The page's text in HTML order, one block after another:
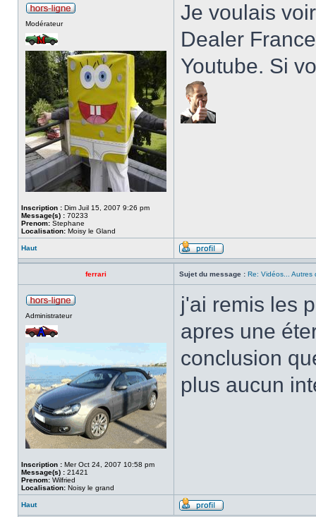
Modérateur
Inscription : Dim Juil 15, 2007 9:26 pm
Message(s) : 70233
Prenom: Stephane
Localisation: Moisy le Gland
Je voulais
Dealer
Youtube. Si
Haut
ferrari Sujet du message : Re: Vidéos... Autres
Administrateur
Inscription : Mer Oct 24, 2007 10:58 pm
Message(s) : 21421
Prenom: Wilfried
Localisation: Noisy le grand
j'ai remis les
apres une
conclusion
plus aucun
Haut